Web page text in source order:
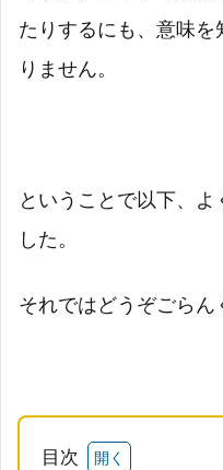
たりするにも、意味
りません。
ということで以下、
した。
それではどうぞごらん
目次